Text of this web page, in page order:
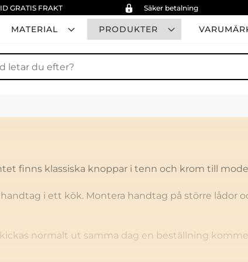
GRATIS FRAKT Säker betalning
MATERIAL PRODUKTER
finns klassiska knoppar i tenn och krom till
i ett kök. Montera handtag på större lådor
normalt ut samma dag en beställning